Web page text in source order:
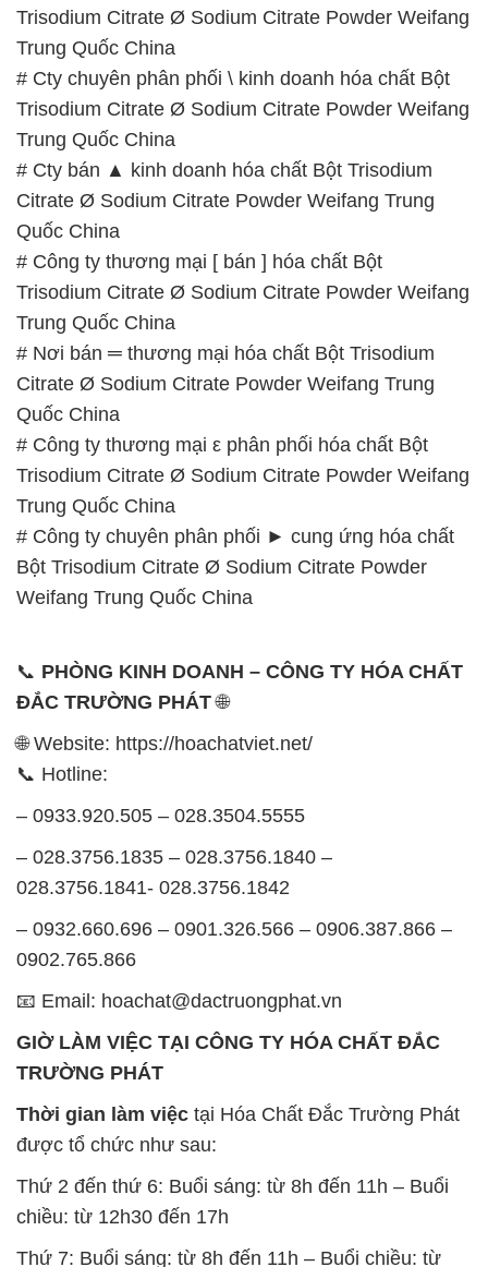
Trisodium Citrate Ø Sodium Citrate Powder Weifang
Trung Quốc China
# Cty chuyên phân phối \ kinh doanh hóa chất Bột
Trisodium Citrate Ø Sodium Citrate Powder Weifang
Trung Quốc China
# Cty bán ▲ kinh doanh hóa chất Bột Trisodium
Citrate Ø Sodium Citrate Powder Weifang Trung
Quốc China
# Công ty thương mại [ bán ] hóa chất Bột
Trisodium Citrate Ø Sodium Citrate Powder Weifang
Trung Quốc China
# Nơi bán ═ thương mại hóa chất Bột Trisodium
Citrate Ø Sodium Citrate Powder Weifang Trung
Quốc China
# Công ty thương mại ε phân phối hóa chất Bột
Trisodium Citrate Ø Sodium Citrate Powder Weifang
Trung Quốc China
# Công ty chuyên phân phối ► cung ứng hóa chất
Bột Trisodium Citrate Ø Sodium Citrate Powder
Weifang Trung Quốc China
📞 PHÒNG KINH DOANH – CÔNG TY HÓA CHẤT
ĐẮC TRƯỜNG PHÁT🌐
🌐 Website: https://hoachatviet.net/
📞 Hotline:
– 0933.920.505 – 028.3504.5555
– 028.3756.1835 – 028.3756.1840 –
028.3756.1841- 028.3756.1842
– 0932.660.696 – 0901.326.566 – 0906.387.866 –
0902.765.866
📧 Email: hoachat@dactruongphat.vn
GIỜ LÀM VIỆC TẠI CÔNG TY HÓA CHẤT ĐẮC
TRƯỜNG PHÁT
Thời gian làm việc tại Hóa Chất Đắc Trường Phát
được tổ chức như sau:
Thứ 2 đến thứ 6: Buổi sáng: từ 8h đến 11h – Buổi
chiều: từ 12h30 đến 17h
Thứ 7: Buổi sáng: từ 8h đến 11h – Buổi chiều: từ